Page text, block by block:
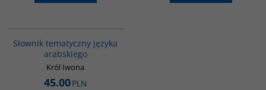
Słownik tematyczny języka
arabskiego
Król Iwona
45.00PLN